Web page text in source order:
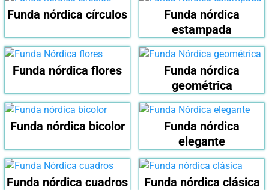
Funda nórdica círculos
Funda nórdica
estampada
Funda nórdica flores
Funda nórdica
geométrica
Funda nórdica bicolor
Funda nórdica
elegante
Funda nórdica cuadros Funda nórdica clásica